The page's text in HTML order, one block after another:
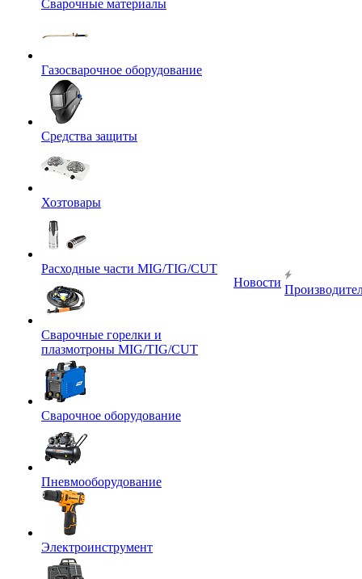
Сварочные материалы
Газосварочное оборудование
Средства защиты
Хозтовары
Расходные части MIG/TIG/CUT
Сварочные горелки и
плазмотроны MIG/TIG/CUT
Сварочное оборудование
Пневмооборудование
Электроинструмент
Новости